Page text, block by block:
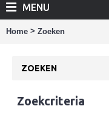
MENU
Home > Zoeken
ZOEKEN
Zoekcriteria